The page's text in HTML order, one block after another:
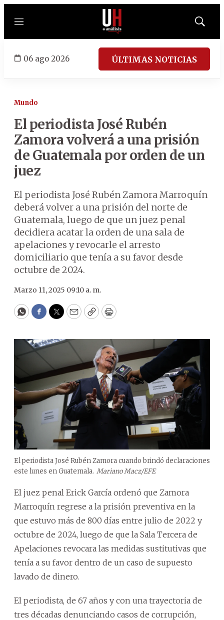
Menú
Mostrar
06 ago 2026 ÚLTIMAS NOTICIAS
Mundo
El periodista José Rubén
Zamora volverá a una prisión
de Guatemala por orden de un
juez
El periodista José Rubén Zamora Marroquín
deberá volver a una prisión del norte de
Guatemala, luego de que un juez penal
decidiera acatar la orden de una sala de
apelaciones y revocarle el arresto
domiciliario que tenía a su favor desde
octubre de 2024.
Marzo 11, 2025 09:10 a. m.
WhatsApp
Facebook
Twitter
EmailCopyPrint
El periodista José Rubén Zamora cuando brindó declaraciones
este lunes en Guatemala. Mariano Macz/EFE
El juez penal Erick García ordenó que Zamora
Marroquín regrese a la prisión preventiva en la
que estuvo más de 800 días entre julio de 2022 y
octubre de 2024, luego de que la Sala Tercera de
Apelaciones revocara las medidas sustitutivas que
tenía a su favor dentro de un caso de supuesto
lavado de dinero.
El periodista, de 67 años y con una trayectoria de
tres décadas denunciando casos de corrupción,